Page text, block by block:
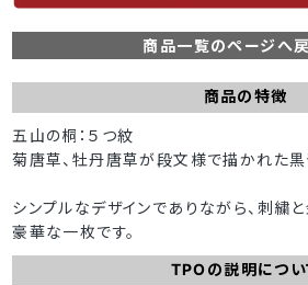
商品一覧のページへ
商品の特徴
五山の桐：５つ紋
菊唐草、牡丹唐草が段文様で描かれた黒
シンプルなデザインでありながら、刺繍
豪華な一枚です。
TPOの説明につい